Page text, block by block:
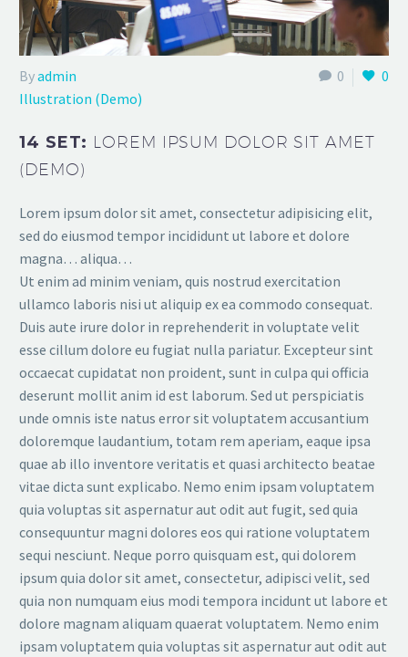
0 0
Byadmin
Illustration (Demo)
14 SET: LOREM IPSUM DOLOR SIT AMET
(DEMO)
Lorem ipsum dolor sit amet, consectetur adipisicing elit,
sed do eiusmod tempor incididunt ut labore et dolore
magna… aliqua…
Ut enim ad minim veniam, quis nostrud exercitation
ullamco laboris nisi ut aliquip ex ea commodo consequat.
Duis aute irure dolor in reprehenderit in voluptate velit
esse cillum dolore eu fugiat nulla pariatur. Excepteur sint
occaecat cupidatat non proident, sunt in culpa qui officia
deserunt mollit anim id est laborum. Sed ut perspiciatis
unde omnis iste natus error sit voluptatem accusantium
doloremque laudantium, totam rem aperiam, eaque ipsa
quae ab illo inventore veritatis et quasi architecto beatae
vitae dicta sunt explicabo. Nemo enim ipsam voluptatem
quia voluptas sit aspernatur aut odit aut fugit, sed quia
consequuntur magni dolores eos qui ratione voluptatem
sequi nesciunt. Neque porro quisquam est, qui dolorem
ipsum quia dolor sit amet, consectetur, adipisci velit, sed
quia non numquam eius modi tempora incidunt ut labore et
dolore magnam aliquam quaerat voluptatem. Nemo enim
ipsam voluptatem quia voluptas sit aspernatur aut odit aut